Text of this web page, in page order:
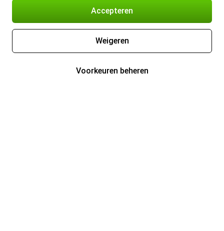
Accepteren
Weigeren
Voorkeuren beheren